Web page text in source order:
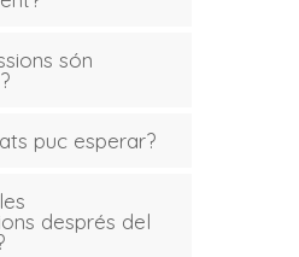
són
puc esperar?
després del